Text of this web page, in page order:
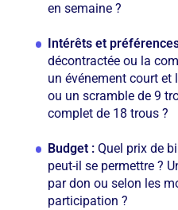
en semaine ?
Intérêts et
décontractée ou la
un événement court
ou un scramble de 9
complet de 18 trous ?
Budget : Quel prix de
peut-il se permettre ?
par don ou selon les
participation ?